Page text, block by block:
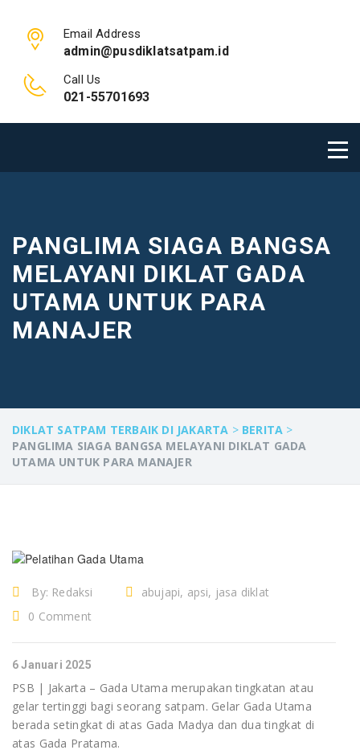
Email Address
admin@pusdiklatsatpam.id
Call Us
021-55701693
PANGLIMA SIAGA BANGSA
MELAYANI DIKLAT GADA
UTAMA UNTUK PARA
MANAJER
DIKLAT SATPAM TERBAIK DI JAKARTA > BERITA >
PANGLIMA SIAGA BANGSA MELAYANI DIKLAT GADA
UTAMA UNTUK PARA MANAJER
By: Redaksi
abujapi, apsi, jasa diklat
Satpam terbaik, jasa outsourcing
satpam, jasa pengamanan, jasa
security, loker satpam,
0 Comment
6 Januari 2025
PSB | Jakarta – Gada Utama merupakan tingkatan atau
gelar tertinggi bagi seorang satpam. Gelar Gada Utama
berada setingkat di atas Gada Madya dan dua tingkat di
atas Gada Pratama.